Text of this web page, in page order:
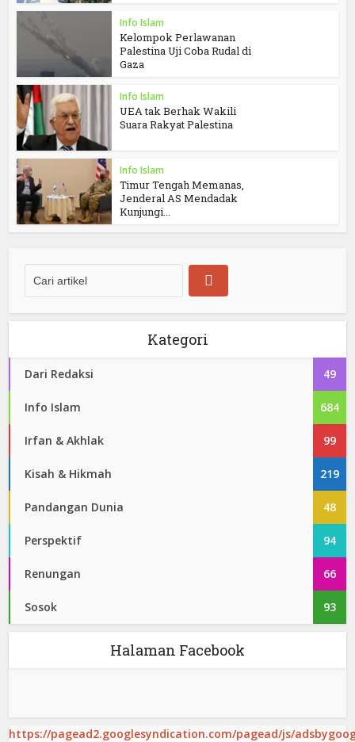
Info Islam
Kelompok Perlawanan
Palestina Uji Coba Rudal di
Gaza
Info Islam
UEA tak Berhak Wakili
Suara Rakyat Palestina
Info Islam
Timur Tengah Memanas,
Jenderal AS Mendadak
Kunjungi...
Kategori
Dari Redaksi 49
Info Islam 684
Irfan & Akhlak 99
Kisah & Hikmah 219
Pandangan Dunia 48
Perspektif 94
Renungan 66
Sosok 93
Halaman Facebook
https://pagead2.googlesyndication.com/pagead/js/